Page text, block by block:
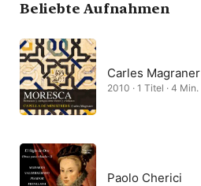
Beliebte Aufnahmen
Carles Magraner
2010 · 1 Titel · 4 Min.
Paolo Cherici